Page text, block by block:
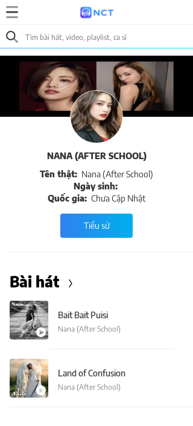
NANA (AFTER SCHOOL)
Tên thật: Nana (After School)
Ngày sinh:
Quốc gia: Chưa Cập Nhật
Tiểu sử
Bài hát
Bait Bait Puisi
Nana (After School)
Land of Confusion
Nana (After School)